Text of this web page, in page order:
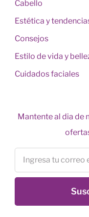
Cabello
Estética y
Consejos
Estilo de vida y
Cuidados faciales
Mantente al dia de